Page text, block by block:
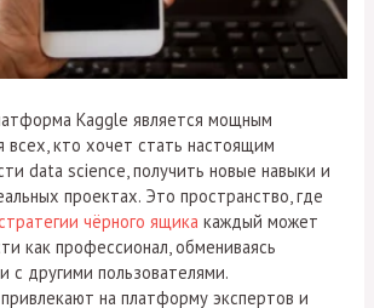
Kaggle является мощным
всех, кто хочет стать настоящим
data science, получить новые навыки и
проектах. Это пространство, где
чёрного ящика каждый может
как профессионал, обмениваясь
с другими пользователями.
на платформу экспертов и